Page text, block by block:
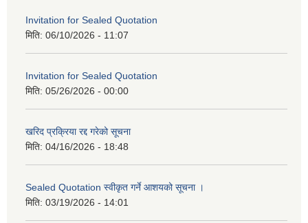
Invitation for Sealed Quotation
मिति: 06/10/2026 - 11:07
Invitation for Sealed Quotation
मिति: 05/26/2026 - 00:00
खरिद प्रक्रिया रद्द गरेको सूचना
मिति: 04/16/2026 - 18:48
Sealed Quotation स्वीकृत गर्ने आशयको सूचना ।
मिति: 03/19/2026 - 14:01